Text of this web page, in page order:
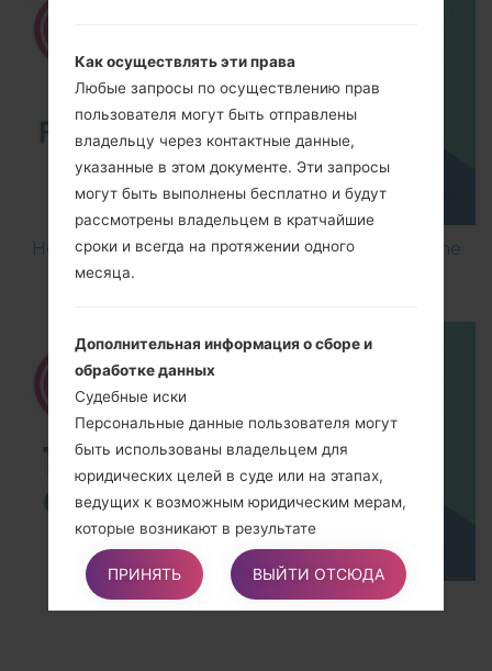
How to Flash Stock Firmware on LG Smartphone
TOP 5 SECRET CODES for LG!
Как осуществлять эти права
Любые запросы по осуществлению прав
пользователя могут быть отправлены
владельцу через контактные данные,
указанные в этом документе. Эти запросы
могут быть выполнены бесплатно и будут
рассмотрены владельцем в кратчайшие
сроки и всегда на протяжении одного
месяца.
Дополнительная информация о сборе и
обработке данных
Судебные иски
Персональные данные пользователя могут
быть использованы владельцем для
юридических целей в суде или на этапах,
ведущих к возможным юридическим мерам,
которые возникают в результате
неправильного использования этого
приложения или связанных сервисов.
ПРИНЯТЬ ВЫЙТИ ОТСЮДА